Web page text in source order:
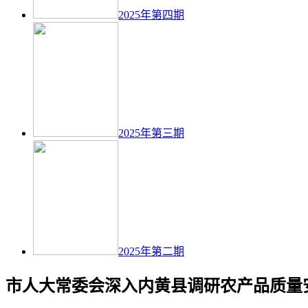
2025年第四期
2025年第三期
2025年第二期
市人大常委会深入内黄县调研农产品质量